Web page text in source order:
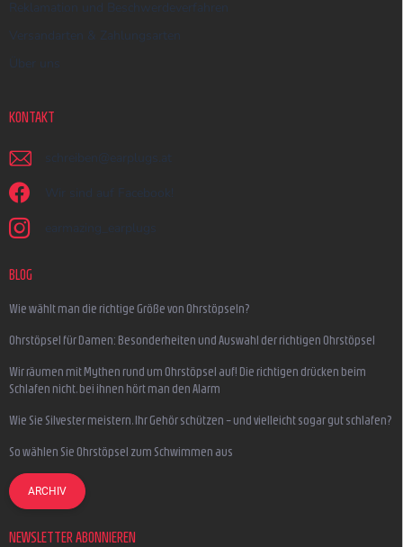
Reklamation und Beschwerdeverfahren
Versandarten & Zahlungsarten
Über uns
KONTAKT
schreiben @ earplugs.at
Wir sind auf Facebook!
earmazing_earplugs
BLOG
Wie wählt man die richtige Größe von Ohrstöpseln?
Ohrstöpsel für Damen: Besonderheiten und Auswahl der richtigen Ohrstöpsel
Wir räumen mit Mythen rund um Ohrstöpsel auf! Die richtigen drücken beim
Schlafen nicht, bei ihnen hört man den Alarm
Wie Sie Silvester meistern, Ihr Gehör schützen – und vielleicht sogar gut schlafen?
So wählen Sie Ohrstöpsel zum Schwimmen aus
ARCHIV
NEWSLETTER ABONNIEREN